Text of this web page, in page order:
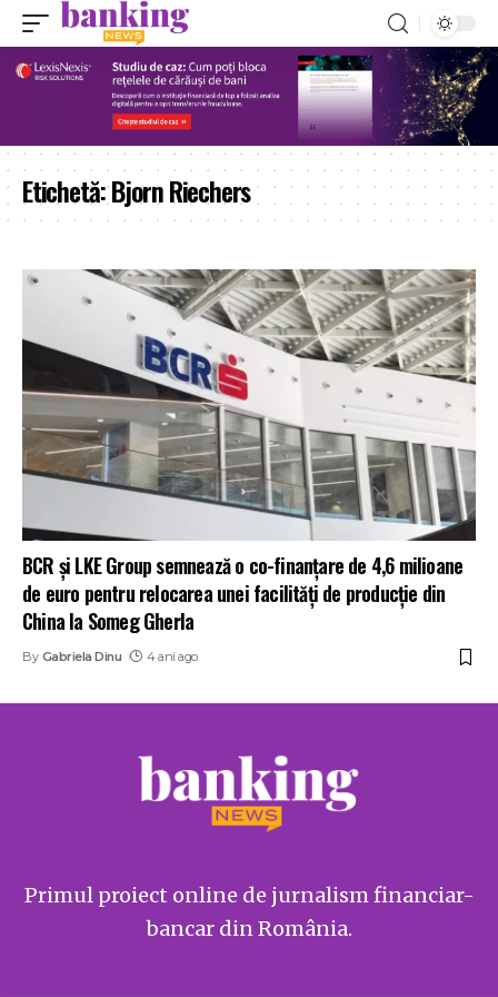
Etichetă:Bjorn Riechers
BCR și LKE Group semnează o co-finanțare de 4,6 milioane
de euro pentru relocarea unei facilități de producție din
China la Someg Gherla
By Gabriela Dinu 4 ani ago
Primul proiect online de jurnalism financiar-
bancar din România.